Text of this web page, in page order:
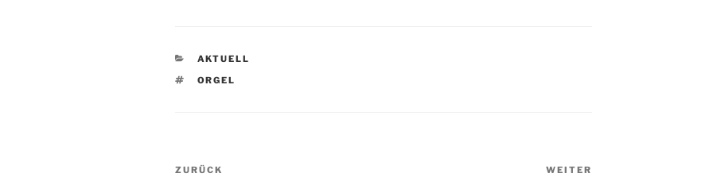
KATEGORIEN
AKTUELL
SCHLAGWÖRTER
ORGEL
Beitragsnavigation
Vorheriger
ZURÜCK WEITER